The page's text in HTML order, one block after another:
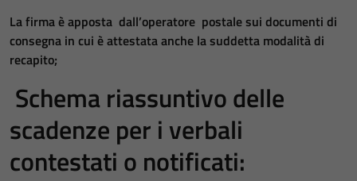
La firma è apposta dall’operatore postale sui documenti di
consegna in cui è attestata anche la suddetta modalità di
recapito;
Schema riassuntivo delle
scadenze per i verbali
contestati o notificati: